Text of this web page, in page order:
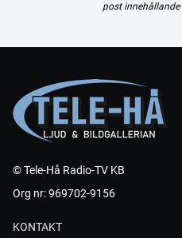
post
© Tele-Hå Radio-TV KB
Org nr: 969702-9156
KONTAKT